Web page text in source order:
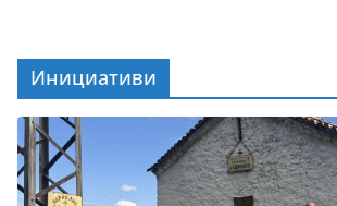
Инициативи